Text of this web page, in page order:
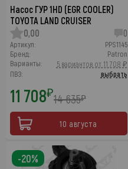
Насос ГУР 1HD (EGR COOLER)
TOYOTA LAND CRUISER
0,00
0
Артикул:
PPS1145
Бренд:
Patron
Варианты:
5 вариантов от 11 708 ₽
ПВЗ:
выбрать
11 708₽14 635₽
10 августа
-20%